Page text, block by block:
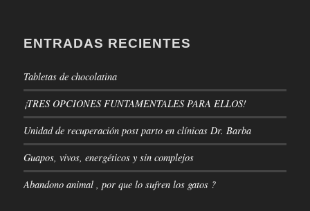
ENTRADAS RECIENTES
Tabletas de chocolatina
¡TRES OPCIONES FUNTAMENTALES PARA ELLOS!
Unidad de recuperación post parto en clínicas Dr. Barba
Guapos, vivos, energéticos y sin complejos
Abandono animal , por que lo sufren los gatos ?